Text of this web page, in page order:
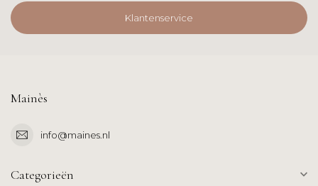
Klantenservice
Mainès
info@maines.nl
Categorieën